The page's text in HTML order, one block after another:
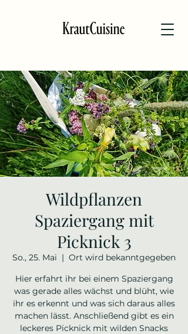
Wildpflanzen
Spaziergang mit
Picknick 3
So., 25. Mai
  |
Ort wird bekanntgegeben
Hier erfahrt ihr bei einem Spaziergang
was gerade alles wächst und blüht, wie
ihr es erkennt und was sich daraus alles
machen lässt. Anschließend gibt es ein
leckeres Picknick mit wilden Snacks